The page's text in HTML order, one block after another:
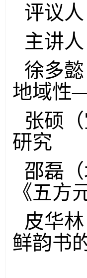
评议
主讲人
徐多
地域性
张硕
研究
邵磊
《五方
皮华
鲜韵书